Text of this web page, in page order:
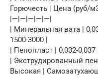
Горючесть | Цена (руб/
|—|—|—|—|—|
| Минеральная вата |
1500-3000 |
| Пенопласт | 0,032-
| Экструдированный
Высокая |